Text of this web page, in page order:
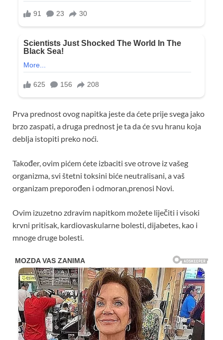
Prva prednost ovog napitka jeste da ćete prije svega jako
brzo zaspati, a druga prednost je ta da će svu hranu koja
deblja istopiti preko noći.
Također, ovim pićem ćete izbaciti sve otrove iz vašeg
organizma, svi štetni toksini biće neutralisani, a vaš
organizam preporođen i odmoran,prenosi Novi.
Ovim izuzetno zdravim napitkom možete liječiti i visoki
krvni pritisak, kardiovaskularne bolesti, dijabetes, kao i
mnoge druge bolesti.